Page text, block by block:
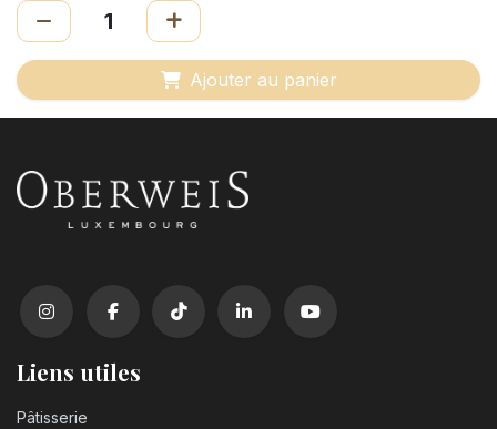
Ajouter au panier
Liens utiles
Pâtisserie